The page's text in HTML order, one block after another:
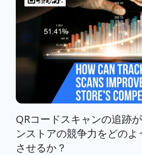
QRコードスキャンの追跡
ンストアの競争力をどのよ
させるか？